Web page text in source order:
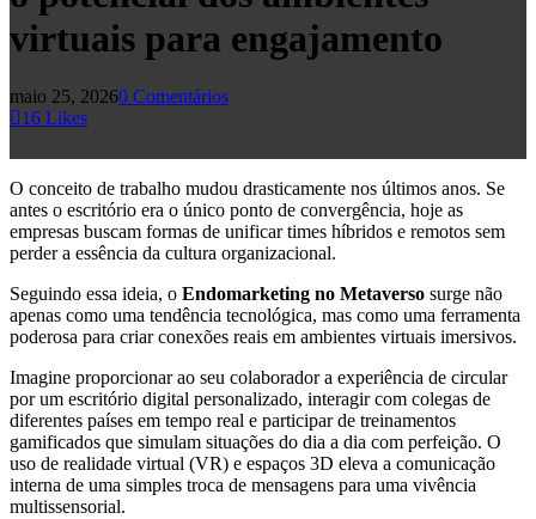
virtuais para engajamento
maio 25, 20260 Comentários
16 Likes
O conceito de trabalho mudou drasticamente nos últimos anos. Se
antes o escritório era o único ponto de convergência, hoje as
empresas buscam formas de unificar times híbridos e remotos sem
perder a essência da cultura organizacional.
Seguindo essa ideia, o Endomarketing no Metaverso surge não
apenas como uma tendência tecnológica, mas como uma ferramenta
poderosa para criar conexões reais em ambientes virtuais imersivos.
Imagine proporcionar ao seu colaborador a experiência de circular
por um escritório digital personalizado, interagir com colegas de
diferentes países em tempo real e participar de treinamentos
gamificados que simulam situações do dia a dia com perfeição. O
uso de realidade virtual (VR) e espaços 3D eleva a comunicação
interna de uma simples troca de mensagens para uma vivência
multissensorial.